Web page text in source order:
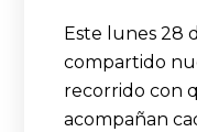
Este lunes 28
compartido
recorrido con
acompañan